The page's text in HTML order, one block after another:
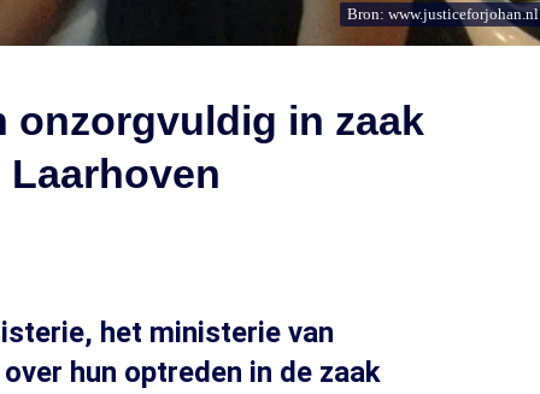
Bron: www.justiceforjohan.nl
onzorgvuldig in zaak
het ministerie van
hun optreden in de zaak